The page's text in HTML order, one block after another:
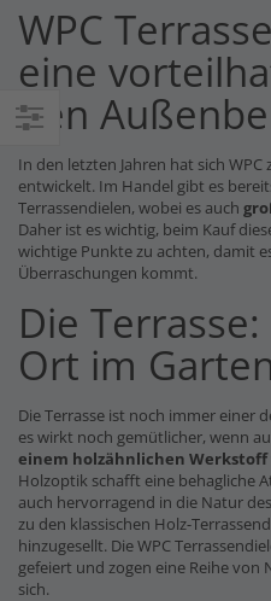
WPC
eine
den
In den letzten Jahren hat sich
entwickelt. Im Handel gibt es
Terrassendielen, wobei es auch
Daher ist es wichtig, beim Kauf
wichtige Punkte zu achten, damit
Überraschungen kommt.
Die
Ort im
Die Terrasse ist noch immer einer
es wirkt noch gemütlicher, wenn
einem holzähnlichen Werkstoff
Holzoptik schafft eine behagliche
auch hervorragend in die Natur
zu den klassischen Holz-
hinzugesellt. Die WPC
gefeiert und zogen eine Reihe
sich.
Einkaufsoptionen